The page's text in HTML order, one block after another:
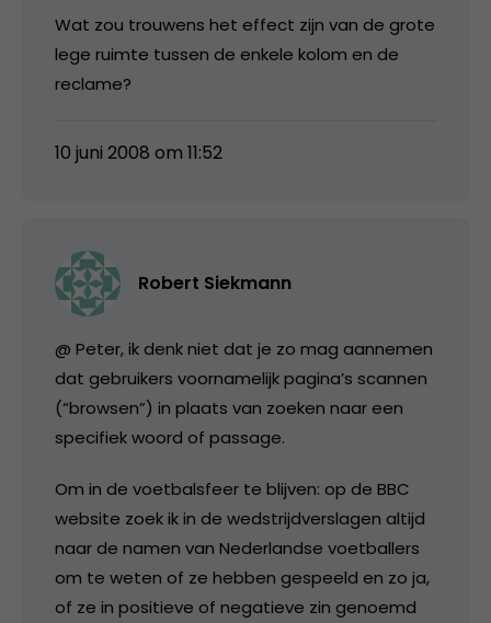
Wat zou trouwens het effect zijn van de grote
lege ruimte tussen de enkele kolom en de
reclame?
10 juni 2008 om 11:52
Robert Siekmann
@ Peter, ik denk niet dat je zo mag aannemen
dat gebruikers voornamelijk pagina’s scannen
(“browsen”) in plaats van zoeken naar een
specifiek woord of passage.
Om in de voetbalsfeer te blijven: op de BBC
website zoek ik in de wedstrijdverslagen altijd
naar de namen van Nederlandse voetballers
om te weten of ze hebben gespeeld en zo ja,
of ze in positieve of negatieve zin genoemd